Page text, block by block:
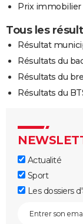
Prix immobilier
Tous les
Résultat
Résultats du
Résultats du
Résultats du
Actualité
Sport
Les dossiers